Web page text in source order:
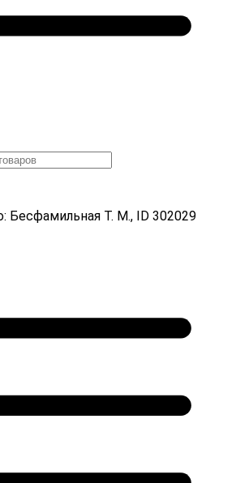
Бесфамильная Т. М., ID 302029